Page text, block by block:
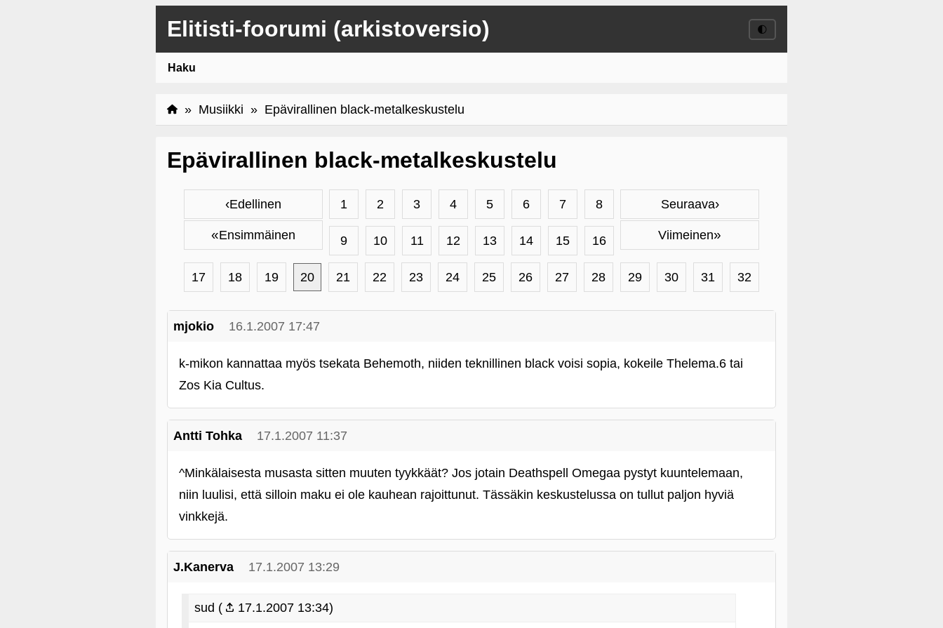
Elitisti-foorumi (arkistoversio) 🌓
Haku
» Musiikki » Epävirallinen black-metalkeskustelu
Epävirallinen black-metalkeskustelu
‹Edellinen
«Ensimmäinen
Seuraava›
Viimeinen»
1 2 3 4 5 6 7 8
9 10 11 12 13 14 15 16
17 18 19 20 21 22 23 24 25 26 27 28 29 30 31 32
mjokio 16.1.2007 17:47
k-mikon kannattaa myös tsekata Behemoth, niiden teknillinen black voisi sopia, kokeile Thelema.6 tai
Zos Kia Cultus.
Antti Tohka 17.1.2007 11:37
^Minkälaisesta musasta sitten muuten tyykkäät? Jos jotain Deathspell Omegaa pystyt kuuntelemaan,
niin luulisi, että silloin maku ei ole kauhean rajoittunut. Tässäkin keskustelussa on tullut paljon hyviä
vinkkejä.
J.Kanerva 17.1.2007 13:29
sud (
17.1.2007 13:34)